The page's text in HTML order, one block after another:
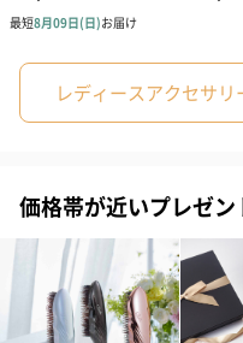
スイーツを同梱してお届けい
ゼリーバウム カット
（レモン＆紅茶）（432
円）
麦
レディースアクセサ
価格帯が近いプレゼン